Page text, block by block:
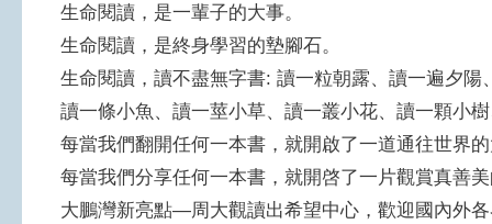
生命閱讀，是一輩子的大事。
生命閱讀，是終身學習的墊腳石。
生命閱讀，讀不盡無字書: 讀一粒朝露、讀一遍夕陽
讀一條小魚、讀一莖小草、讀一叢小花、讀一顆小
每當我們翻開任何一本書，就開啟了一道通往世界
每當我們分享任何一本書，就開啓了一片觀賞真善
大鵬灣新亮點—周大觀讀出希望中心，歡迎國內外